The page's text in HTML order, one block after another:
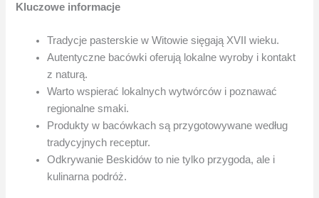
Kluczowe informacje
Tradycje pasterskie w Witowie sięgają XVII wieku.
Autentyczne bacówki oferują lokalne wyroby i kontakt
z naturą.
Warto wspierać lokalnych wytwórców i poznawać
regionalne smaki.
Produkty w bacówkach są przygotowywane według
tradycyjnych receptur.
Odkrywanie Beskidów to nie tylko przygoda, ale i
kulinarna podróż.